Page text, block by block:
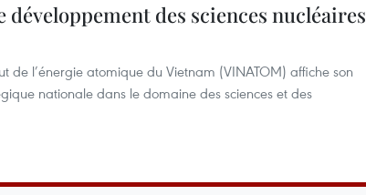
développement des sciences nucléaires
de l’énergie atomique du Vietnam (VINATOM) affiche son
nationale dans le domaine des sciences et des